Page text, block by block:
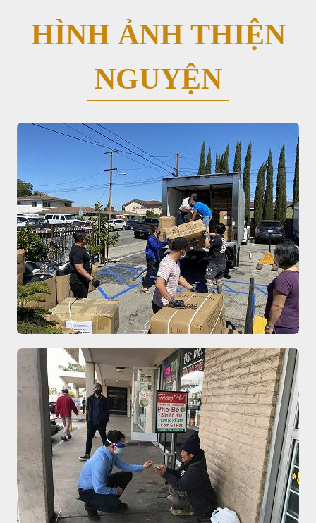
HÌNH ẢNH THIỆN
NGUYỆN